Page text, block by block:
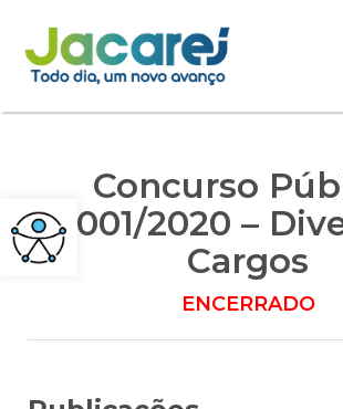
Pular
para
o
Concurso
001/2020 –
Cargos
ENCERRADO